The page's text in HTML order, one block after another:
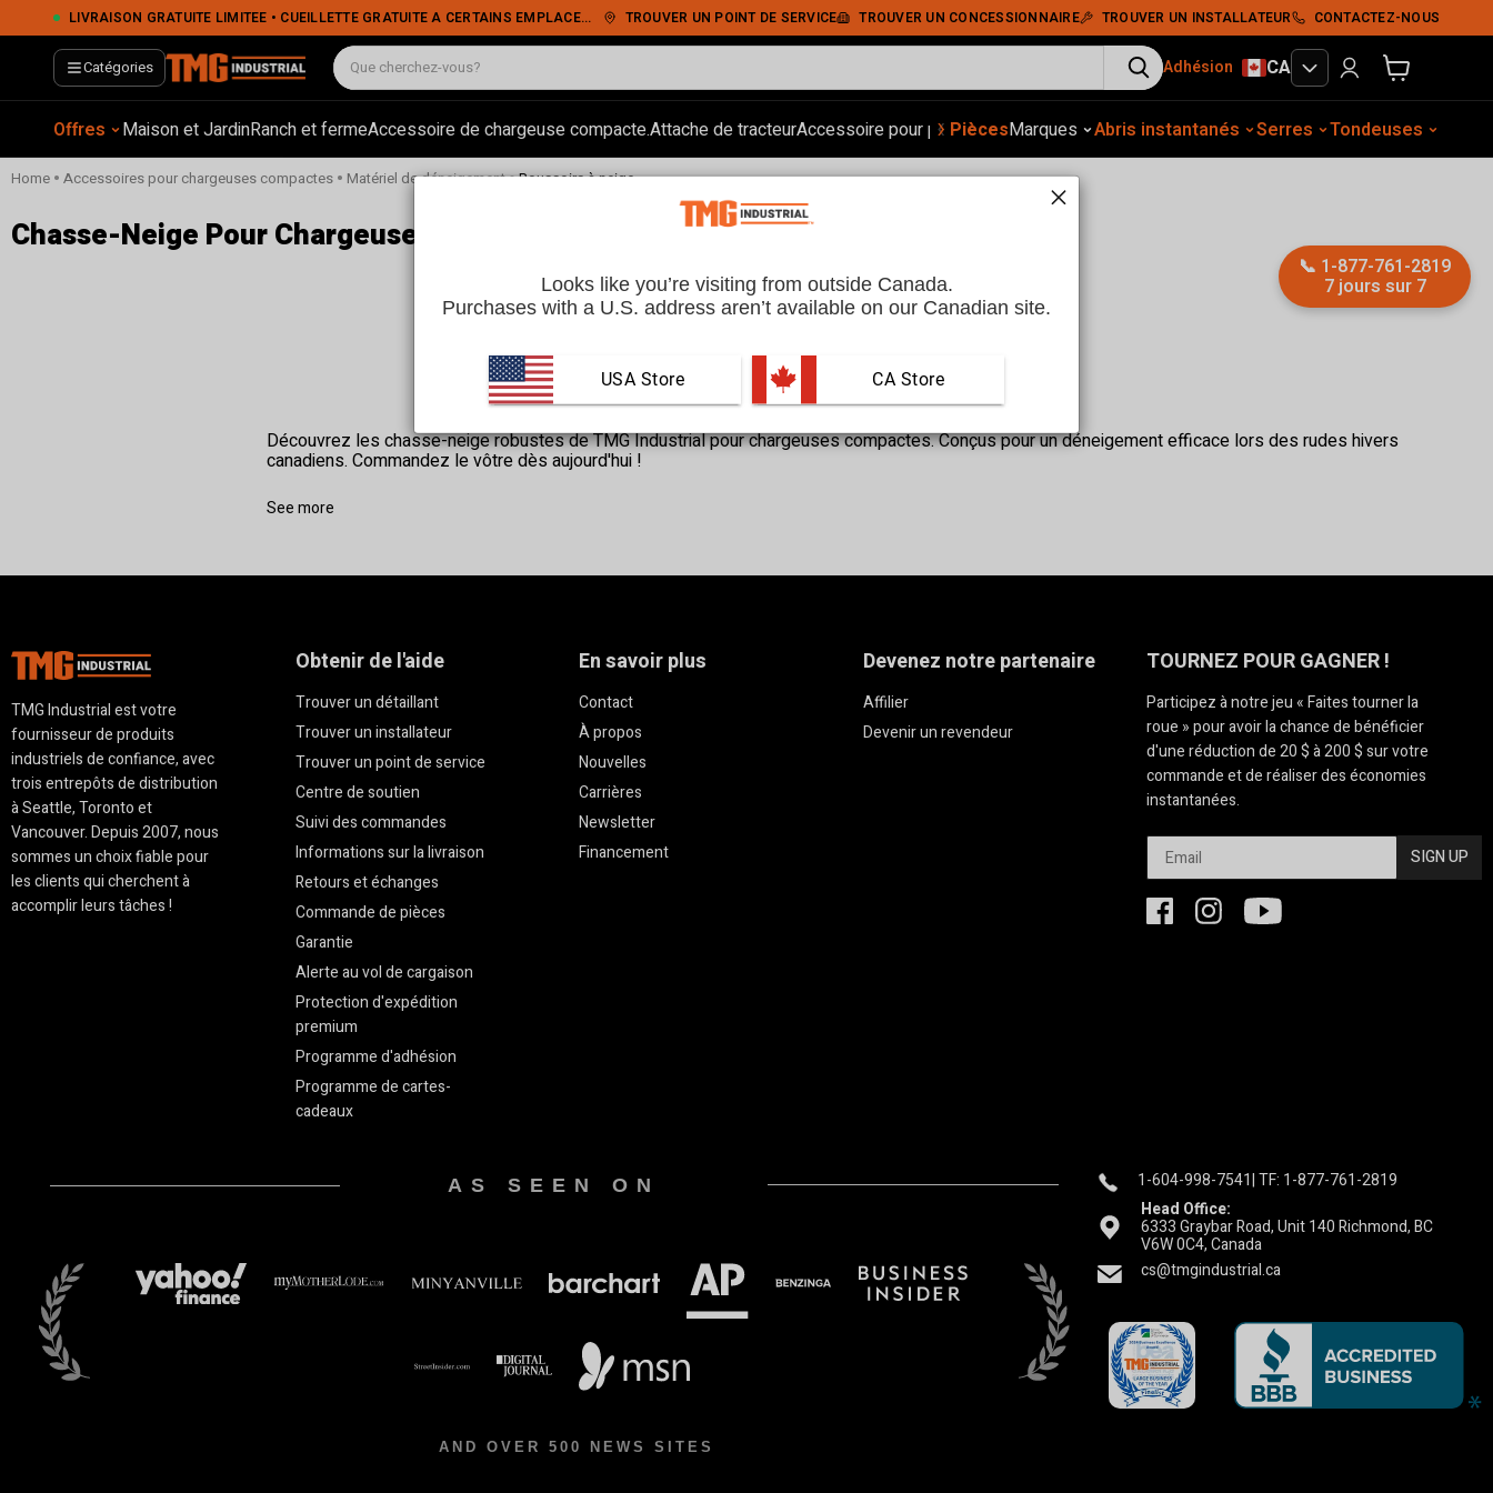
LIVRAISON GRATUITE LIMITÉE • CUEILLETTE GRATUITE À CERTAINS EMPLACEMENTS • PAIEMENT SÉCURISÉ TROUVER UN POINT DE SERVICE TROUVER UN CONCESSIONNAIRE TROUVER UN INSTALLATEUR CONTACTEZ-NOUS
Catégories Adhésion CA Voir le panier
Offres Maison et JardinRanch et fermeAccessoire de chargeuse compacte.Attache de tracteurAccessoire pour pelle.Rangement extérieurConstructionÉquip. auto. Tassement du sol
‹
› PiècesMarques Abris instantanés Serres Tondeuses
Home • Accessoires pour chargeuses compactes • Matériel de déneigement•Poussoirs à neige
Chasse-Neige Pour Chargeuses Compactes | TMG Industrial CA
Découvrez les chasse-neige robustes de TMG Industrial pour chargeuses compactes. Conçus pour un déneigement efficace lors des rudes hivers
canadiens. Commandez le vôtre dès aujourd'hui !
See more
TMG Industrial est votre
fournisseur de produits
industriels de confiance, avec
trois entrepôts de distribution
à Seattle, Toronto et
Vancouver. Depuis 2007, nous
sommes un choix fiable pour
les clients qui cherchent à
accomplir leurs tâches !
Obtenir de l'aide
Trouver un détaillant
Trouver un installateur
Trouver un point de service
Centre de soutien
Suivi des commandes
Informations sur la livraison
Retours et échanges
Commande de pièces
Garantie
Alerte au vol de cargaison
Protection d'expédition
premium
Programme d'adhésion
Programme de cartes-
cadeaux
En savoir plus
Contact
À propos
Nouvelles
Carrières
Newsletter
Financement
Devenez notre partenaire
Affilier
Devenir un revendeur
TOURNEZ POUR GAGNER !
Participez à notre jeu « Faites tourner la
roue » pour avoir la chance de bénéficier
d'une réduction de 20 $ à 200 $ sur votre
commande et de réaliser des économies
instantanées.
SIGN UP
AS SEEN ON
AND OVER 500 NEWS SITES
1-604-998-7541| TF: 1-877-761-2819
Head Office:
6333 Graybar Road, Unit 140 Richmond, BC
V6W 0C4, Canada
cs@tmgindustrial.ca
📞 1-877-761-2819
7 jours sur 7
Looks like you’re visiting from outside Canada.
Purchases with a U.S. address aren’t available on our Canadian site.
USA Store CA Store